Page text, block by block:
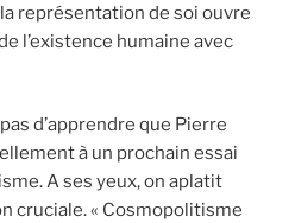
représentation de soi ouvre
l’existence humaine avec
d’apprendre que Pierre
à un prochain essai
A ses yeux, on aplatit
cruciale. « Cosmopolitisme